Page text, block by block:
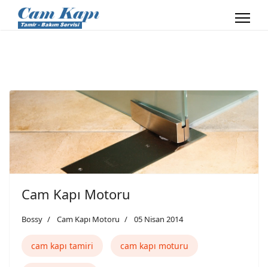
Cam Kapı Motoru
Bossy Cam Kapı Motoru 05 Nisan 2014
cam kapı tamiri cam kapı moturu